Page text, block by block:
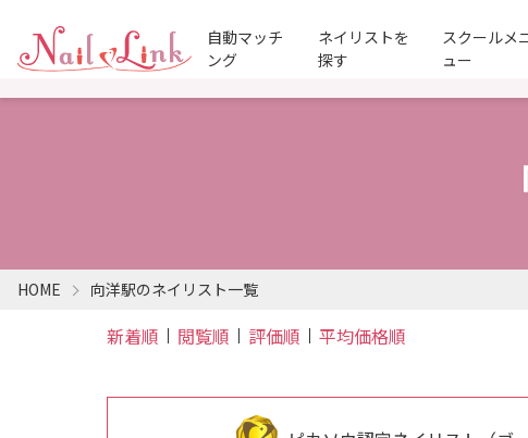
自動マッチ
ング
ネイリストを
探す
スクールメ
ュー
HOME 向洋駅のネイリスト一覧
新着順 閲覧順 評価順 平均価格順